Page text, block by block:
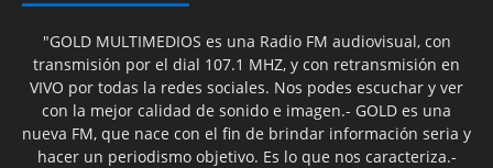
"GOLD MULTIMEDIOS es una Radio FM audiovisual, con
transmisión por el dial 107.1 MHZ, y con retransmisión en
VIVO por todas la redes sociales. Nos podes escuchar y ver
con la mejor calidad de sonido e imagen.- GOLD es una
nueva FM, que nace con el fin de brindar información seria y
hacer un periodismo objetivo. Es lo que nos caracteriza.-